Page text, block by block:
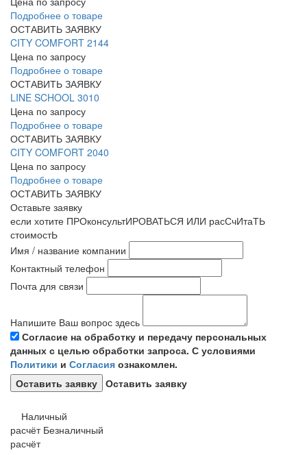
Подробнее о товаре
ОСТАВИТЬ ЗАЯВКУ
CITY COMFORT 2144
Цена по запросу
Подробнее о товаре
ОСТАВИТЬ ЗАЯВКУ
LINE SCHOOL 3010
Цена по запросу
Подробнее о товаре
ОСТАВИТЬ ЗАЯВКУ
CITY COMFORT 2040
Цена по запросу
Подробнее о товаре
ОСТАВИТЬ ЗАЯВКУ
Оставьте заявку
если хотите ПРОконсультИРОВАТЬСЯ ИЛИ расСчИтаТЬ
стоимостЬ
Имя / название компании
Контактный телефон
Почта для связи
Напишите Ваш вопрос здесь
Согласие на обработку и передачу персональных
данных с целью обработки запроса. С условиями
Политики и Согласия ознакомлен.
Оставить заявку
Наличный
расчёт Безналичный
расчёт